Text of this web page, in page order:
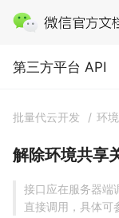
第三方平台 API
第三方平台 API
批量代云开发 / 环
解除环境共享
接口应在服务器端
直接调用，具体可